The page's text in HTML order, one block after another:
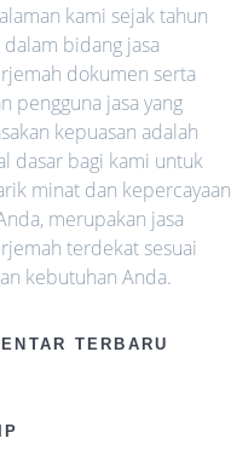
kami sejak tahun
bidang jasa
dokumen serta
pengguna jasa yang
kepuasan adalah
dasar bagi kami untuk
minat dan kepercayaan
merupakan jasa
terdekat sesuai
kebutuhan Anda.
TERBARU